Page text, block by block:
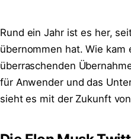
Rund ein Jahr ist es her,
übernommen hat. Wie kam
überraschenden
für Anwender und das
sieht es mit der Zukunft